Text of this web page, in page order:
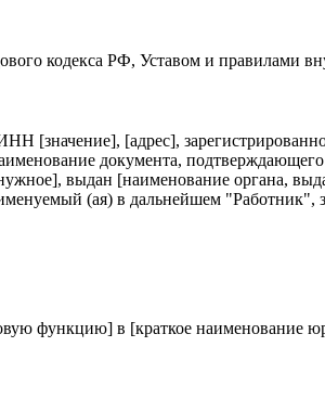
кодекса РФ, Уставом и правилами
[значение], [адрес],
документа,
выдан [наименование органа,
(ая) в дальнейшем
функцию] в [краткое наименование